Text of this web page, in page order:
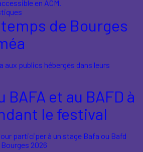
en ACM.
de Bourges
aux publics hébergés dans leurs
BAFA et au BAFD à
le festival
participer à un stage Bafa ou Bafd
2026